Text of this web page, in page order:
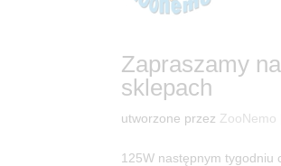
Zapraszamy
sklepach
utworzone przez ZooNemo
125W następnym tygodniu